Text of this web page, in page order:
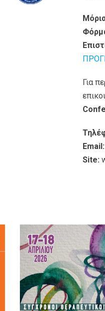
Για
Email:
Site: